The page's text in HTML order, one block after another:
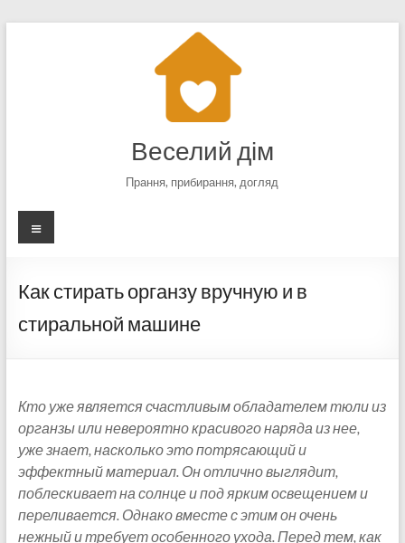
Веселий дім
Прання, прибирання, догляд
Меню
Как стирать органзу вручную и в
стиральной машине
Кто уже является счастливым обладателем тюли из
органзы или невероятно красивого наряда из нее,
уже знает, насколько это потрясающий и
эффектный материал. Он отлично выглядит,
поблескивает на солнце и под ярким освещением и
переливается. Однако вместе с этим он очень
нежный и требует особенного ухода. Перед тем, как